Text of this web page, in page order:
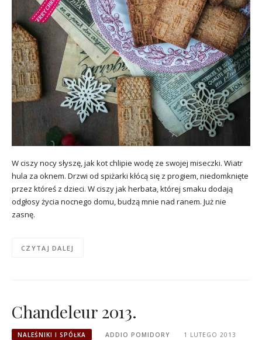
W ciszy nocy słyszę, jak kot chlipie wodę ze swojej miseczki. Wiatr
hula za oknem. Drzwi od spiżarki kłócą się z progiem, niedomknięte
przez któreś z dzieci. W ciszy jak herbata, której smaku dodają
odgłosy życia nocnego domu, budzą mnie nad ranem. Już nie
zasnę.
CZYTAJ DALEJ
Chandeleur 2013.
NALEŚNIKI I SPÓŁKA ADDIO POMIDORY
1 LUTEGO 2013